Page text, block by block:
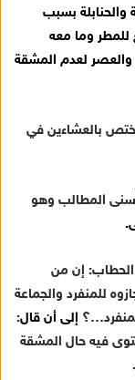
والحنابلة بسبب
للمطر وما معه
لعدم المشقة
بالعشاءين في
المطالب وهو
الحطاب: إن من
للمنفرد والجماعة
إلى أن قال:
فيه حال المشقة